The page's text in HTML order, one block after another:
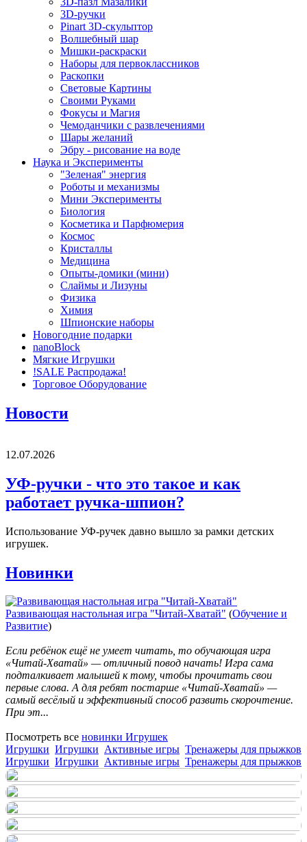
3D-ручки
Pinart 3D-скульптор
Волшебный шар
Мишки-раскраски
Наборы для первоклассников
Раскопки
Световые Картины
Своими Руками
Фокусы и Магия
Чемоданчики с развлечениями
Шары желаний
Эбру - рисование на воде
Наука и Эксперименты
"Зеленая" энергия
Роботы и механизмы
Мини Эксперименты
Биология
Косметика и Парфюмерия
Космос
Кристаллы
Медицина
Опыты-домики (мини)
Слаймы и Лизуны
Физика
Химия
Шпионские наборы
Новогодние подарки
nanoBlock
Мягкие Игрушки
!SALE Распродажа!
Торговое Оборудование
Новости
12.07.2026
УФ-ручки - что это такое и как
работает ручка-шпион?
Использование УФ-ручек давно вышло за рамки детских
игрушек.
Новинки
Развивающая настольная игра "Читай-Хватай" (Обучение и
Развитие)
Если ребёнок ещё не умеет читать, то обучающая игра
«Читай-Хватай» — отличный повод начать! Игра сама
подталкивает малышей к тому, чтобы прочитать свои
первые слова. А для ребят постарше «Читай-Хватай» —
самый весёлый и эффективный способ развить скорочтение.
При эт...
Посмотреть все новинки Игрушек
Игрушки Игрушки Активные игры Тренажеры для прыжков
Игрушки Игрушки Активные игры Тренажеры для прыжков